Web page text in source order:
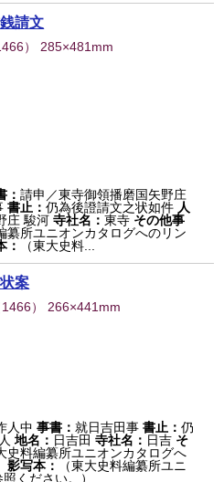
請文
） 285×481mm
：請申／東寺御領播磨国矢野庄
書止：仍為後證請文之状如件 人
庄 駿河 寺社名：東寺 その他事
纂所ユニオンカタログへのリン
： （東大史料...
案
1466） 266×441mm
人中 事書：就日吉田事書止：仍
地名： 日吉田 寺社名： 日吉 そ
史料編纂所ユニオンカタログへ
影写本：
（東大史料編纂所ユニ
ください。）